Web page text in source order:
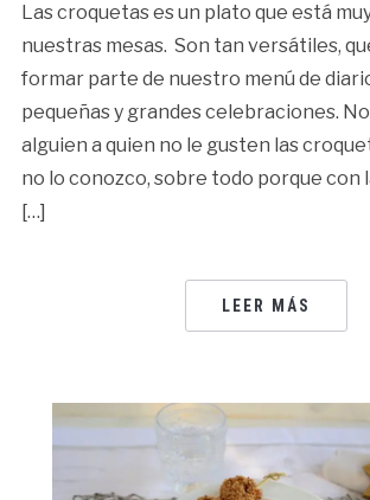
Las croquetas es un plato que está
nuestras mesas. Son tan versátiles,
formar parte de nuestro menú de
pequeñas y grandes celebraciones.
alguien a quien no le gusten las
no lo conozco, sobre todo porque con
[…]
LEER MÁS